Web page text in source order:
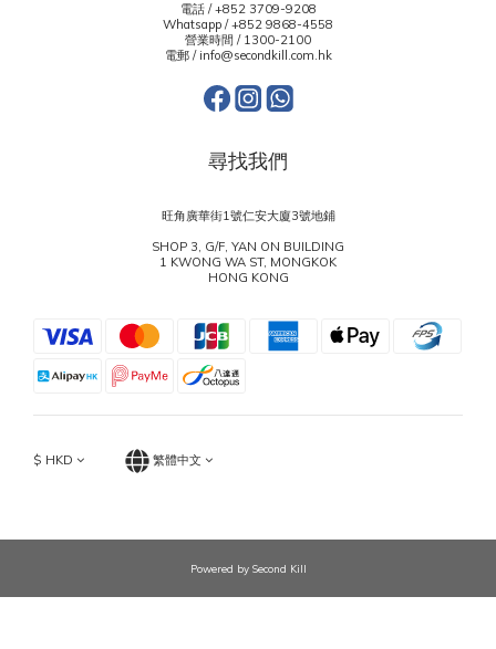
電話 / +852 3709-9208
Whatsapp /+852 9868-4558
營業時間 / 1300-2100
電郵 / info@secondkill.com.hk
尋找我們
旺角廣華街1號仁安大廈3號地鋪
SHOP 3, G/F, YAN ON BUILDING
1 KWONG WA ST, MONGKOK
HONG KONG
$ HKD 繁體中文
Powered by Second Kill